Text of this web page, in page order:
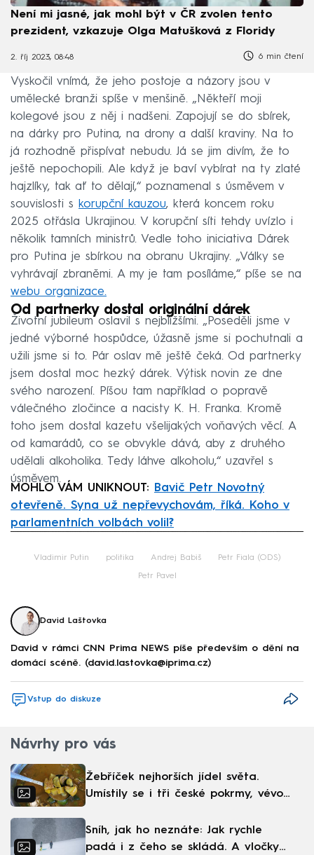
Není mi jasné, jak mohl být v ČR zvolen tento
prezident, vzkazuje Olga Matušková z Floridy
2. říj 2023, 08:48 6 min čtení
Vyskočil vnímá, že jeho postoje a názory jsou v
umělecké branži spíše v menšině. „Někteří moji
kolegové jsou z něj i nadšeni. Zapojují se do sbírek,
na dárky pro Putina, na drony a další kraviny. Na to
já rozhodně přispívat nebudu. Já se jim divím, že to
ještě nepochopili. Ale když je baví vybírat na ty zlaté
hajzlíky, tak ať to dělají,“ poznamenal s úsměvem v
souvislosti s korupční kauzou, která koncem roku
2025 otřásla Ukrajinou. V korupční síti tehdy uvízlo i
několik tamních ministrů. Vedle toho iniciativa Dárek
pro Putina je sbírkou na obranu Ukrajiny. „Války se
vyhrávají zbraněmi. A my je tam posíláme,“ píše se na
webu organizace.
Od partnerky dostal originální dárek
Životní jubileum oslavil s nejbližšími. „Poseděli jsme v
jedné výborné hospůdce, úžasně jsme si pochutnali a
užili jsme si to. Pár oslav mě ještě čeká. Od partnerky
jsem dostal moc hezký dárek. Výtisk novin ze dne
svého narození. Píšou tam například o popravě
válečného zločince a nacisty K. H. Franka. Kromě
toho jsem dostal kazetu všelijakých voňavých věcí. A
od kamarádů, co se obvykle dává, aby z druhého
udělali alkoholika. Tedy láhve alkoholu,“ uzavřel s
úsměvem.
MOHLO VÁM UNIKNOUT:
Bavič Petr Novotný
otevřeně. Syna už nepřevychovám, říká. Koho v
parlamentních volbách volil?
Vladimir Putin politika Andrej Babiš Petr Fiala (ODS)
Petr Pavel
David Laštovka
David v rámci CNN Prima NEWS píše především o dění na
domácí scéně. (david.lastovka@iprima.cz)
Vstup do diskuze
Návrhy pro vás
Žebříček nejhorších jídel světa.
Umístily se i tři české pokrmy, vévodí
Sníh, jak ho neznáte: Jak rychle
padá i z čeho se skládá. A vločky